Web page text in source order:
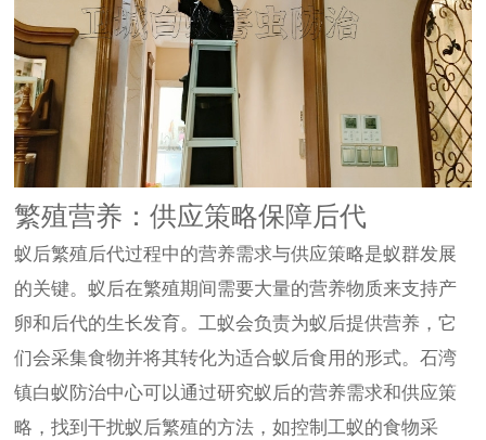
繁殖营养：供应策略保障后代
蚁后繁殖后代过程中的营养需求与供应策略是蚁群发展
的关键。蚁后在繁殖期间需要大量的营养物质来支持产
卵和后代的生长发育。工蚁会负责为蚁后提供营养，它
们会采集食物并将其转化为适合蚁后食用的形式。石湾
镇白蚁防治中心可以通过研究蚁后的营养需求和供应策
略，找到干扰蚁后繁殖的方法，如控制工蚁的食物采